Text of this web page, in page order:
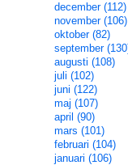
december (112)
november (106)
oktober (82)
september
augusti (108)
juli (102)
juni (122)
maj (107)
april (90)
mars (101)
februari (104)
januari (106)